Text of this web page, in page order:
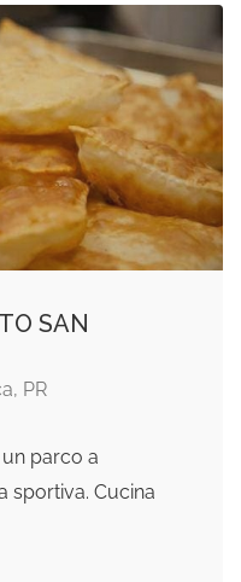
SAN
PR
parco a
sportiva. Cucina